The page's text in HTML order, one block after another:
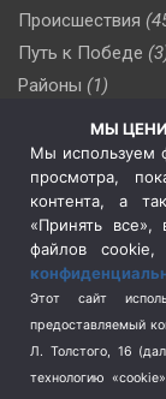
Происшествия
Путь к Победе
Районы (1)
(510)
Сельское
Социальная
Спецоперация в
Спецоперация
Спорт (740)
Терроризм (1)
Транспорт (262)
МЫ
Мы используем
просмотра,
контента, а
«Принять все»,
файлов
Этот сайт
предоставляемый
Л. Толстого, 16
технологию